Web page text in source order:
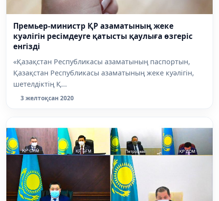
Премьер-министр ҚР азаматының жеке
куәлігін ресімдеуге қатысты қаулыға өзгеріс
енгізді
«Қазақстан Республикасы азаматының паспортын,
Қазақстан Республикасы азаматының жеке куәлігін,
шетелдіктің Қ...
3 желтоқсан 2020